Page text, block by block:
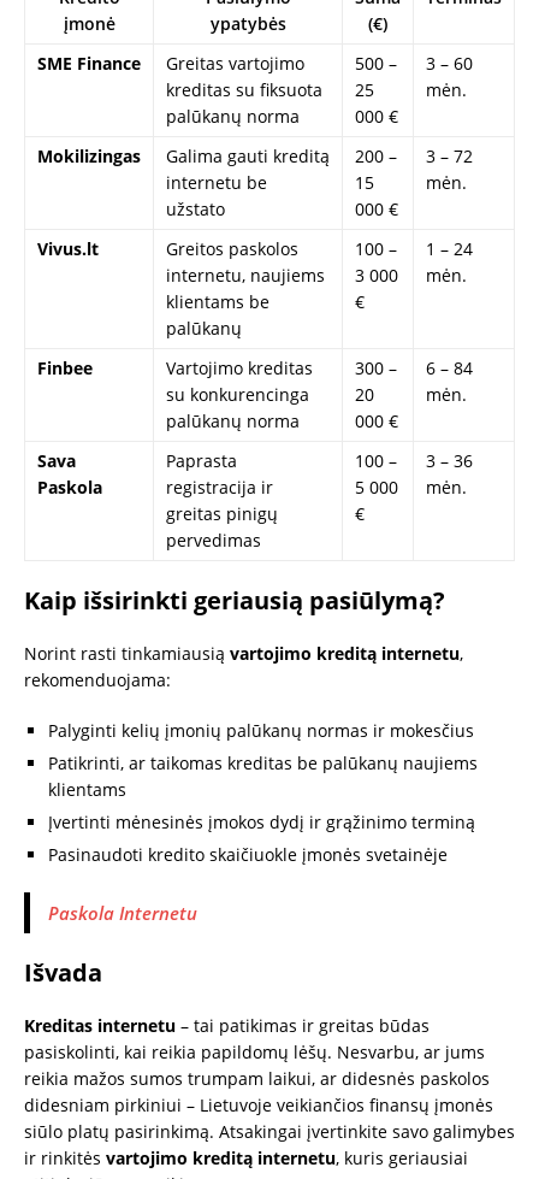
įmonė
ypatybės
(€)
SME Finance
Greitas vartojimo
kreditas su fiksuota
palūkanų norma
500 –
25
000 €
3 – 60
mėn.
Mokilizingas
Galima gauti kreditą
internetu be
užstato
200 –
15
000 €
3 – 72
mėn.
Vivus.lt
Greitos paskolos
internetu, naujiems
klientams be
palūkanų
100 –
3 000
€
1 – 24
mėn.
Finbee
Vartojimo kreditas
su konkurencinga
palūkanų norma
300 –
20
000 €
6 – 84
mėn.
Sava
Paskola
Paprasta
registracija ir
greitas pinigų
pervedimas
100 –
5 000
€
3 – 36
mėn.
Kaip išsirinkti geriausią pasiūlymą?
Norint rasti tinkamiausią vartojimo kreditą internetu,
rekomenduojama:
Palyginti kelių įmonių palūkanų normas ir mokesčius
Patikrinti, ar taikomas kreditas be palūkanų naujiems
klientams
Įvertinti mėnesinės įmokos dydį ir grąžinimo terminą
Pasinaudoti kredito skaičiuokle įmonės svetainėje
Paskola Internetu
Išvada
Kreditas internetu – tai patikimas ir greitas būdas
pasiskolinti, kai reikia papildomų lėšų. Nesvarbu, ar jums
reikia mažos sumos trumpam laikui, ar didesnės paskolos
didesniam pirkiniui – Lietuvoje veikiančios finansų įmonės
siūlo platų pasirinkimą. Atsakingai įvertinkite savo galimybes
ir rinkitės vartojimo kreditą internetu, kuris geriausiai